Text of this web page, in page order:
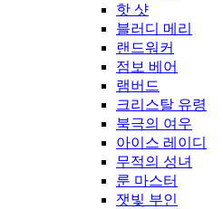
핫 샷
블러디 메리
랜드워커
점보 베어
램버드
크리스탈 유령
북극의 여우
아이스 레이디
무적의 성녀
룬 마스터
잿빛 부인